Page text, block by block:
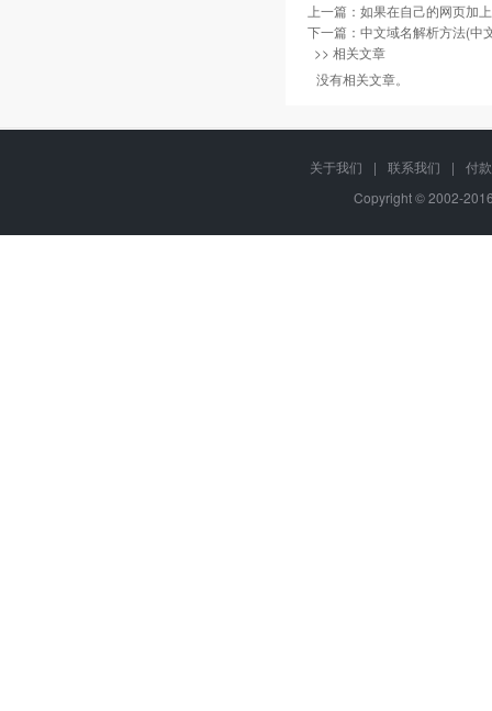
上一篇： 如果在自己的网页加
下一篇： 中文域名解析方法(中
>> 相关文章
没有相关文章。
关于我们 | 联系我们 |
付
Copyright © 2002-